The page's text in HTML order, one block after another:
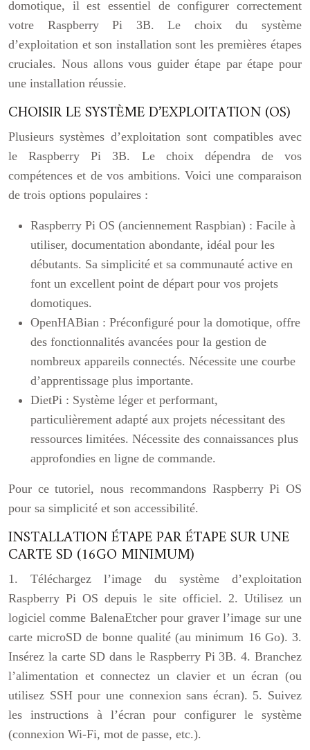
domotique, il est essentiel de configurer correctement
votre Raspberry Pi 3B. Le choix du système
d’exploitation et son installation sont les premières étapes
cruciales. Nous allons vous guider étape par étape pour
une installation réussie.
CHOISIR LE SYSTÈME D’EXPLOITATION (OS)
Plusieurs systèmes d’exploitation sont compatibles avec
le Raspberry Pi 3B. Le choix dépendra de vos
compétences et de vos ambitions. Voici une comparaison
de trois options populaires :
Raspberry Pi OS (anciennement Raspbian) : Facile à
utiliser, documentation abondante, idéal pour les
débutants. Sa simplicité et sa communauté active en
font un excellent point de départ pour vos projets
domotiques.
OpenHABian : Préconfiguré pour la domotique, offre
des fonctionnalités avancées pour la gestion de
nombreux appareils connectés. Nécessite une courbe
d’apprentissage plus importante.
DietPi : Système léger et performant,
particulièrement adapté aux projets nécessitant des
ressources limitées. Nécessite des connaissances plus
approfondies en ligne de commande.
Pour ce tutoriel, nous recommandons Raspberry Pi OS
pour sa simplicité et son accessibilité.
INSTALLATION ÉTAPE PAR ÉTAPE SUR UNE
CARTE SD (16GO MINIMUM)
1. Téléchargez l’image du système d’exploitation
Raspberry Pi OS depuis le site officiel. 2. Utilisez un
logiciel comme BalenaEtcher pour graver l’image sur une
carte microSD de bonne qualité (au minimum 16 Go). 3.
Insérez la carte SD dans le Raspberry Pi 3B. 4. Branchez
l’alimentation et connectez un clavier et un écran (ou
utilisez SSH pour une connexion sans écran). 5. Suivez
les instructions à l’écran pour configurer le système
(connexion Wi-Fi, mot de passe, etc.).